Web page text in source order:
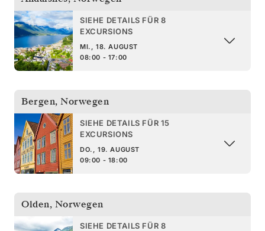
SIEHE DETAILS FÜR 8
EXCURSIONS
MI., 18. AUGUST
08:00 - 17:00
Bergen, Norwegen
SIEHE DETAILS FÜR 15
EXCURSIONS
DO., 19. AUGUST
09:00 - 18:00
Olden, Norwegen
SIEHE DETAILS FÜR 8